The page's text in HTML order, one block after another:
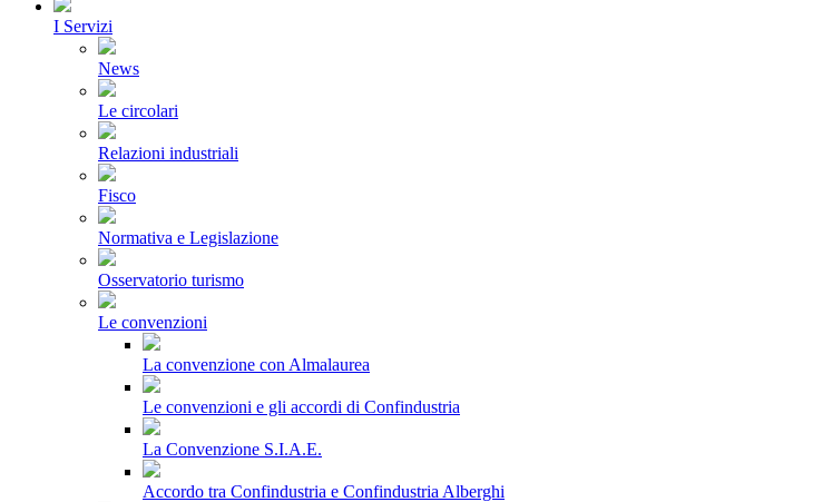
I Servizi
News
Le circolari
Relazioni industriali
Fisco
Normativa e Legislazione
Osservatorio turismo
Le convenzioni
La convenzione con Almalaurea
Le convenzioni e gli accordi di Confindustria
La Convenzione S.I.A.E.
Accordo tra Confindustria e Confindustria Alberghi